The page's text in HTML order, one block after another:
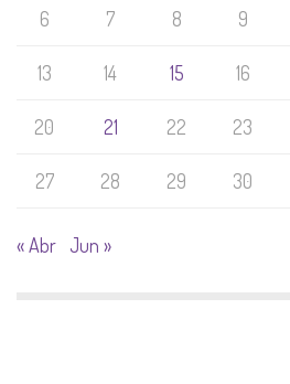
6 7 8 9
13 14 15 16
20 21 22 23
27 28 29 30
« Abr Jun »